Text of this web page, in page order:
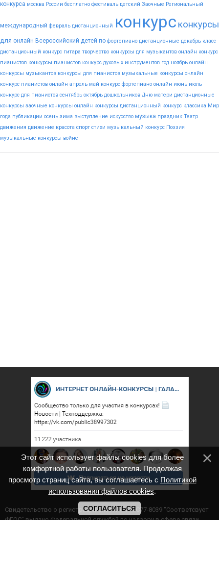
конкурса москва России бесплатно фестиваль детский Заочные Региональный
международный февраль дистанционный конкурс конкурсы
для онлайн Всероссийский детей по фортепиано дистанционные декабрь класс
дистанционный конкурс гитара творчество конкурсы для музыкантов онлайн конкурс
пианистов конкурсы пианистов конкурс духовых инструментов год ноябрь онлайн
конкурсы музыкантов конкурсы для пианистов музыкальные конкурсы онлайн
конкурс пианистов онлайн апрель май конкурс фортепиано онлайн июнь июль
конкурс для пианистов сентябрь октябрь дошкольников Дню матери дистанционные
конкурсы заочные конкурсы онлайн конкурсы дистанционный конкурс классика Мир
года публикации осень зима выступление искусство музыка праздник Театр
движения движение красота спорт стихи музыкальный конкурс Поэзия
музыкальные конкурсы войне
Cвидетельство о регистрации СМИ ИА № ФС77-8039 "Соответсвует
ФГОС" выдано Федеральной службой по надзору в сфере связи,
Этот сайт использует файлы cookies для более
комфортной работы пользователя. Продолжая
просмотр страниц сайта, вы соглашаетесь с Политикой
использования файлов cookies.
СОГЛАСИТЬСЯ